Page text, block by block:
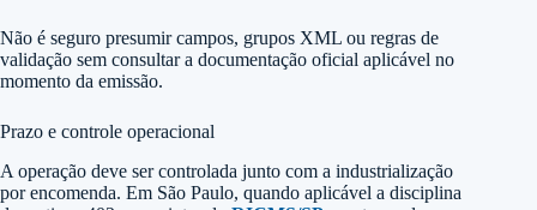
Não é seguro presumir campos, grupos XML ou regras de
validação sem consultar a documentação oficial aplicável no
momento da emissão.
Prazo e controle operacional
A operação deve ser controlada junto com a industrialização
por encomenda. Em São Paulo, quando aplicável a disciplina